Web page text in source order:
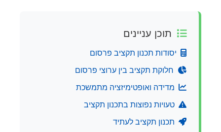
תוכן עניינים
יסודות תכנון תקציב פרסום
חלוקת תקציב בין ערוצי פרסום
מדידה ואופטימיזציה מתמשכת
טעויות נפוצות בתכנון תקציב
תכנון תקציב לעתיד